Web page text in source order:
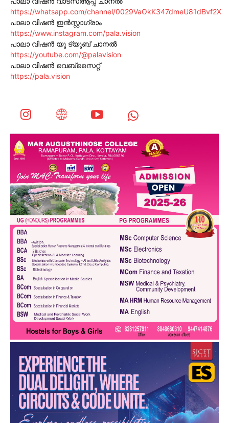
https://whatsapp.com/channel/0029VaOkK347dmeU81dBvf2X
പാലാ വിഷൻ ഇൻസ്റ്റാഗ്രാം
https://www.instagram.com/pala.vision
പാലാ വിഷൻ യൂ ട്യൂബ് ചാനൽ
https://youtube.com/@palavision
പാലാ വിഷൻ വെബ്സൈറ്റ്
https://pala.vision